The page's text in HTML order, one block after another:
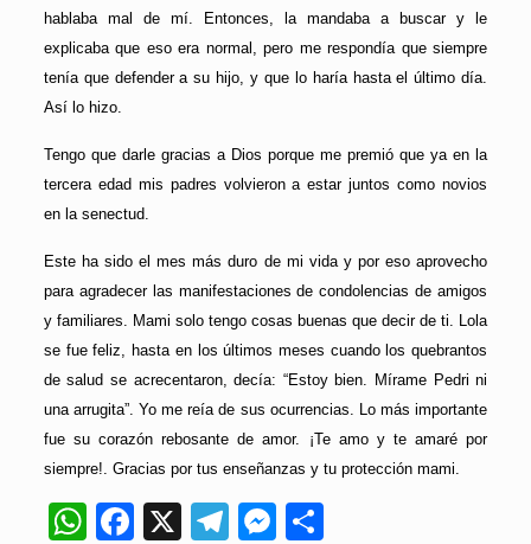
hablaba mal de mí. Entonces, la mandaba a buscar y le
explicaba que eso era normal, pero me respondía que siempre
tenía que defender a su hijo, y que lo haría hasta el último día.
Así lo hizo.
Tengo que darle gracias a Dios porque me premió que ya en la
tercera edad mis padres volvieron a estar juntos como novios
en la senectud.
Este ha sido el mes más duro de mi vida y por eso aprovecho
para agradecer las manifestaciones de condolencias de amigos
y familiares. Mami solo tengo cosas buenas que decir de ti. Lola
se fue feliz, hasta en los últimos meses cuando los quebrantos
de salud se acrecentaron, decía: “Estoy bien. Mírame Pedri ni
una arrugita”. Yo me reía de sus ocurrencias. Lo más importante
fue su corazón rebosante de amor. ¡Te amo y te amaré por
siempre!. Gracias por tus enseñanzas y tu protección mami.
WhatsApp
Facebook
X Telegram
Messenger